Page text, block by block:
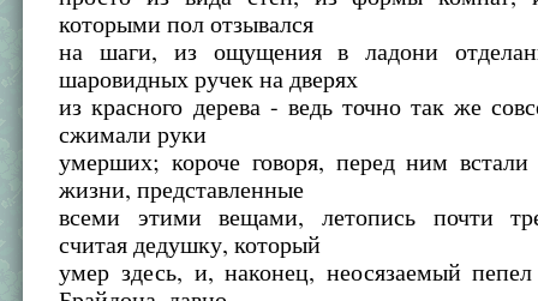
которыми пол отзывался
на шаги, из ощущения в ладони
шаровидных ручек на дверях
из красного дерева - ведь точно так же
сжимали руки
умерших; короче говоря, перед ним встали
жизни, представленные
всеми этими вещами, летопись почти
считая дедушку, который
умер здесь, и, наконец, неосязаемый